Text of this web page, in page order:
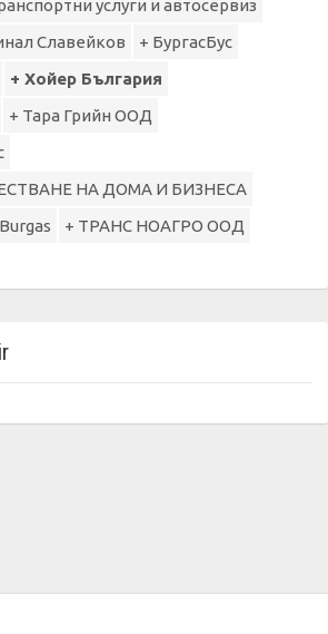
услуги и автосервиз
Славейков
+ БургасБус
+ Хойер България
+ Тара Грийн ООД
НА ДОМА И БИЗНЕСА
+ ТРАНС НОАГРО ООД